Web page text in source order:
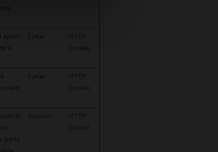
1 year
HTTP
Cookie
1 year
HTTP
Cookie
is
parts
Session
HTTP
Cookie